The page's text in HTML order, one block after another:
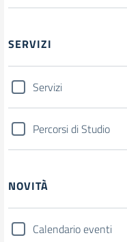
SERVIZI
Servizi
Percorsi di Studio
NOVITÀ
Calendario eventi